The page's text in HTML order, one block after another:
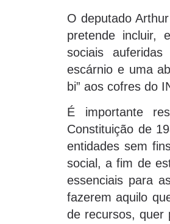
O deputado
pretende incluir,
sociais
escárnio e uma
bi” aos cofres do
É importante
Constituição de
entidades sem
social, a fim de
essenciais para
fazerem aquilo
de recursos, quer